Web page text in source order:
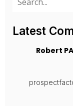
Latest
Robert